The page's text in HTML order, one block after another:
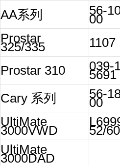
AA系列 56-
00
Prostar
325/335
1107
Prostar 310 039-
5691
Cary 系列 56-
00
UltiMate
3000VWD
52/
UltiMate
3000DAD